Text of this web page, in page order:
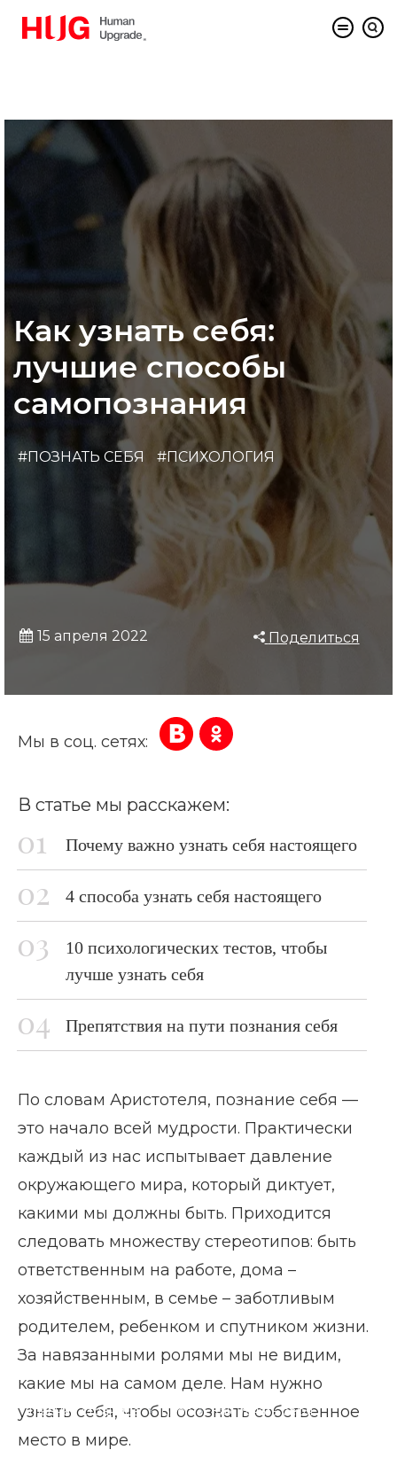
Главная страница Блог Как узнать себя
Как узнать себя:
лучшие способы
самопознания
#ПОЗНАТЬ СЕБЯ #ПСИХОЛОГИЯ
15 апреля 2022 Поделиться
Мы в соц. сетях:
В статье мы расскажем:
Почему важно узнать себя настоящего
4 способа узнать себя настоящего
10 психологических тестов, чтобы
лучше узнать себя
Препятствия на пути познания себя
По словам Аристотеля, познание себя —
это начало всей мудрости. Практически
каждый из нас испытывает давление
окружающего мира, который диктует,
какими мы должны быть. Приходится
следовать множеству стереотипов: быть
ответственным на работе, дома –
хозяйственным, в семье – заботливым
родителем, ребенком и спутником жизни.
За навязанными ролями мы не видим,
какие мы на самом деле. Нам нужно
узнать себя, чтобы осознать собственное
место в мире.